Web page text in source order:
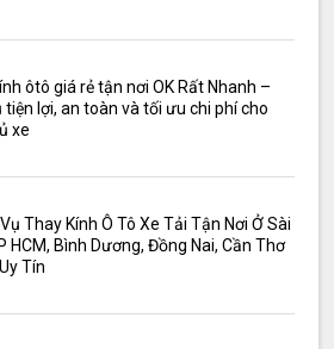
ôtô giá rẻ tận nơi OK Rất Nhanh –
tiện lợi, an toàn và tối ưu chi phí cho
xe
Thay Kính Ô Tô Xe Tải Tận Nơi Ở Sài
HCM, Bình Dương, Đồng Nai, Cần Thơ
Tín